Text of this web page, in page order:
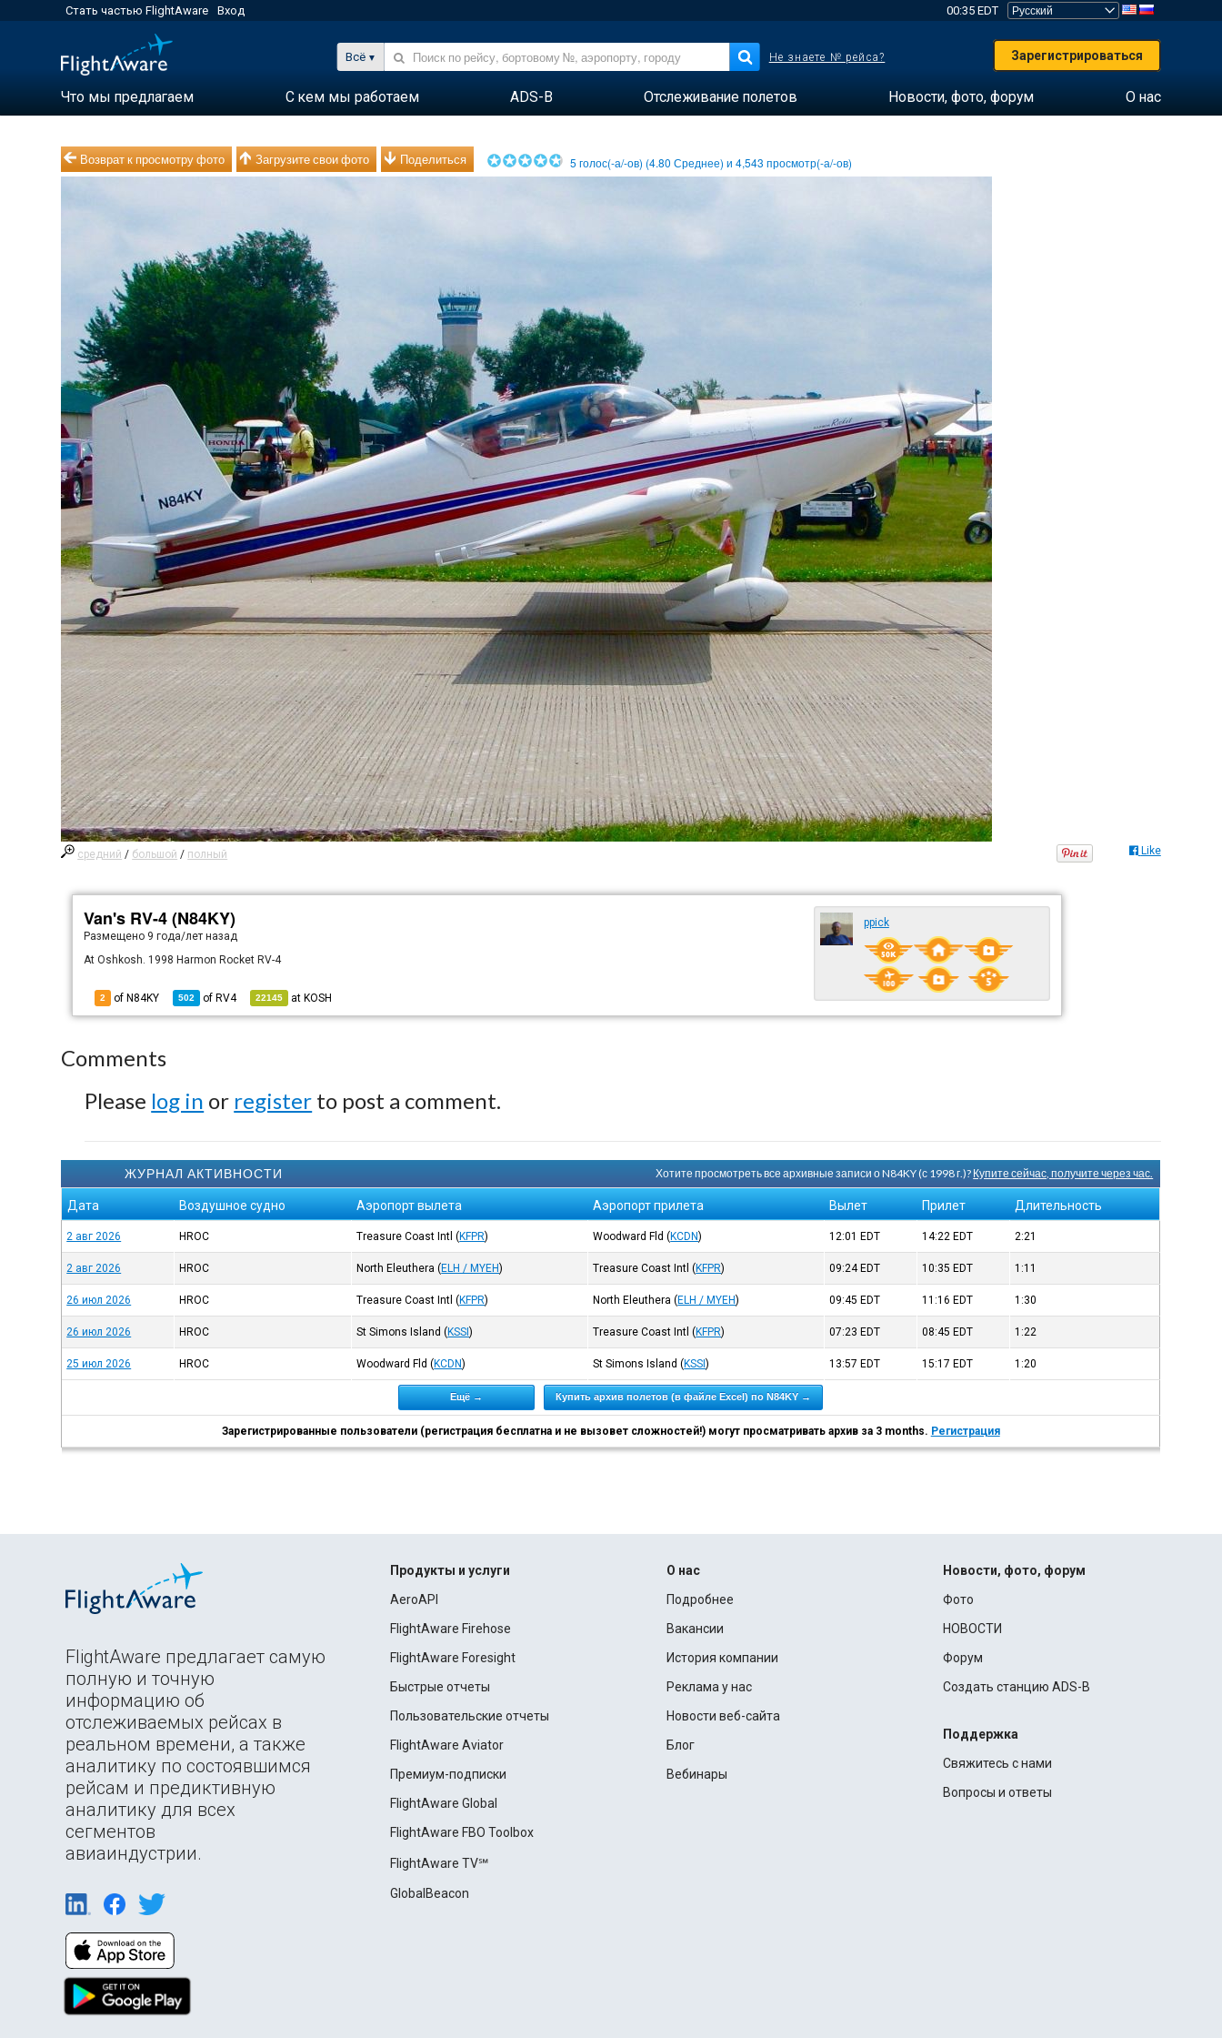
Стать частью FlightAware Вход 00:35 EDT
Всё Не знаете № рейса? Зарегистрироваться
Что мы предлагаем С кем мы работаем ADS-B Отслеживание полетов Новости, фото, форум О нас
Возврат к просмотру фото Загрузите свои фото Поделиться 5 голос(-а/-ов) (4.80 Среднее) и4,543 просмотр(-а/-ов)
средний / большой / полный Like
Van's RV-4 (N84KY)
Размещено 9 года/лет назад
At Oshkosh. 1998 Harmon Rocket RV-4
2 of N84KY 502 of RV4 22145 at KOSH
ppick
Comments
Please log in or register to post a comment.
ЖУРНАЛ АКТИВНОСТИ Хотите просмотреть все архивные записи о N84KY (с 1998 г.)? Купите сейчас, получите через час.
Дата Воздушное судно Аэропорт вылета Аэропорт прилета Вылет Прилет Длительность
2 авг 2026 HROC Treasure Coast Intl (KFPR) Woodward Fld (KCDN) 12:01 EDT 14:22 EDT 2:21
2 авг 2026 HROC North Eleuthera (ELH / MYEH) Treasure Coast Intl (KFPR) 09:24 EDT 10:35 EDT 1:11
26 июл 2026 HROC Treasure Coast Intl (KFPR) North Eleuthera (ELH / MYEH) 09:45 EDT 11:16 EDT 1:30
26 июл 2026 HROC St Simons Island (KSSI) Treasure Coast Intl (KFPR) 07:23 EDT 08:45 EDT 1:22
25 июл 2026 HROC Woodward Fld (KCDN) St Simons Island (KSSI) 13:57 EDT 15:17 EDT 1:20
Ещё → Купить архив полетов (в файле Excel) по N84KY →
Зарегистрированные пользователи (регистрация бесплатна и не вызовет сложностей!) могут просматривать архив за 3 months. Регистрация
FlightAware предлагает самую
полную и точную
информацию об
отслеживаемых рейсах в
реальном времени, а также
аналитику по состоявшимся
рейсам и предиктивную
аналитику для всех
сегментов
авиаиндустрии.
Продукты и услуги
AeroAPI
FlightAware Firehose
FlightAware Foresight
Быстрые отчеты
Пользовательские отчеты
FlightAware Aviator
Премиум-подписки
FlightAware Global
FlightAware FBO Toolbox
FlightAware TV℠
GlobalBeacon
О нас
Подробнее
Вакансии
История компании
Реклама у нас
Новости веб-сайта
Блог
Вебинары
Новости, фото, форум
Фото
НОВОСТИ
Форум
Создать станцию ADS-B
Поддержка
Свяжитесь с нами
Вопросы и ответы